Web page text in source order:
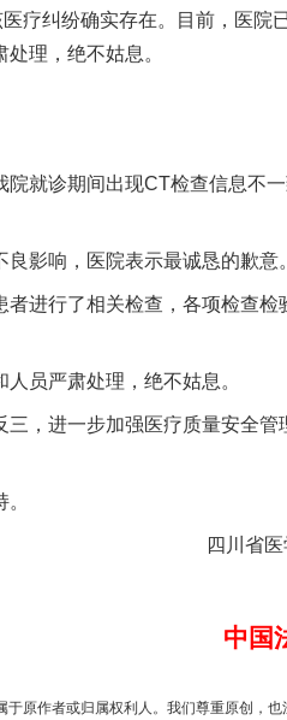
纠纷确实存在。目前，医院
理，绝不姑息。
就诊期间出现CT检查信息不
影响，医院表示最诚恳的歉意。
行了相关检查，各项检查检
员严肃处理，绝不姑息。
，进一步加强医疗质量安全管
四川省
中国
原作者或归属权利人。我们尊重原创，